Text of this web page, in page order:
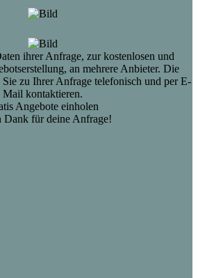
ihrer Anfrage, zur kostenlosen und
an mehrere Anbieter. Die
zu Ihrer Anfrage telefonisch und per E-
Mail kontaktieren.
Angebote einholen
Dank für deine Anfrage!